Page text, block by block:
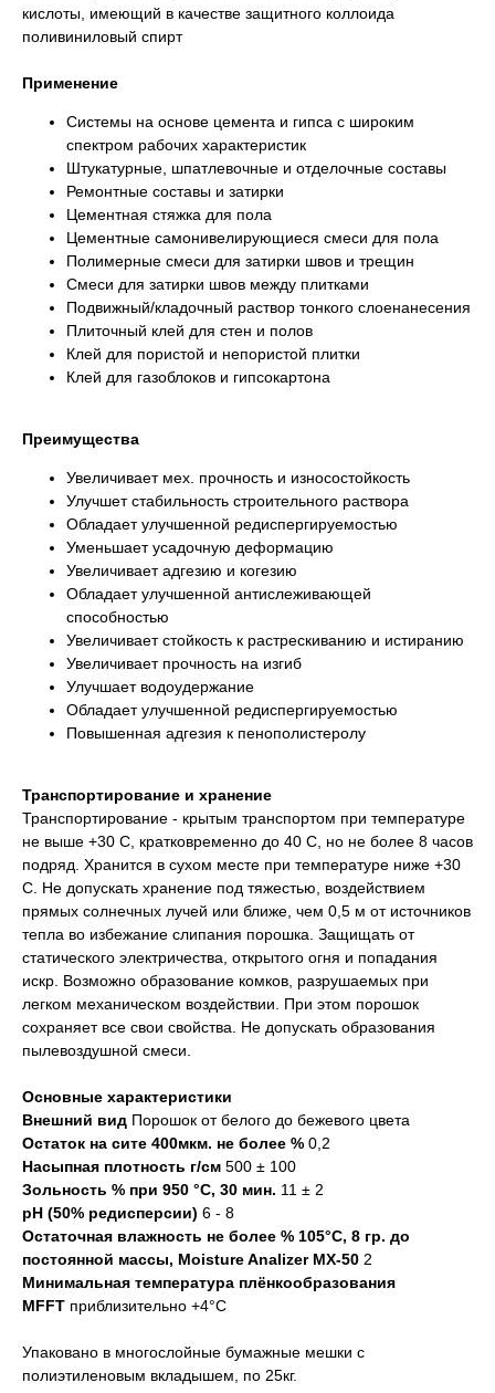
кислоты, имеющий в качестве защитного коллоида
поливиниловый спирт
Применение
Системы на основе цемента и гипса с широким
спектром рабочих характеристик
Штукатурные, шпатлевочные и отделочные составы
Ремонтные составы и затирки
Цементная стяжка для пола
Цементные самонивелирующиеся смеси для пола
Полимерные смеси для затирки швов и трещин
Смеси для затирки швов между плитками
Подвижный/кладочный раствор тонкого слоенанесения
Плиточный клей для стен и полов
Клей для пористой и непористой плитки
Клей для газоблоков и гипсокартона
Преимущества
Увеличивает мех. прочность и износостойкость
Улучшет стабильность строительного раствора
Обладает улучшенной редиспергируемостью
Уменьшает усадочную деформацию
Увеличивает адгезию и когезию
Обладает улучшенной антислеживающей
способностью
Увеличивает стойкость к растрескиванию и истиранию
Увеличивает прочность на изгиб
Улучшает водоудержание
Обладает улучшенной редиспергируемостью
Повышенная адгезия к пенополистеролу
Транспортирование и хранение
Транспортирование - крытым транспортом при температуре
не выше +30 С, кратковременно до 40 С, но не более 8 часов
подряд. Хранится в сухом месте при температуре ниже +30
С. Не допускать хранение под тяжестью, воздействием
прямых солнечных лучей или ближе, чем 0,5 м от источников
тепла во избежание слипания порошка. Защищать от
статического электричества, открытого огня и попадания
искр. Возможно образование комков, разрушаемых при
легком механическом воздействии. При этом порошок
сохраняет все свои свойства. Не допускать образования
пылевоздушной смеси.
Основные характеристики
Внешний вид Порошок от белого до бежевого цвета
Остаток на сите 400мкм. не более % 0,2
Насыпная плотность г/см 500 ± 100
Зольность % при 950 °С, 30 мин. 11 ± 2
pH (50% редисперсии) 6 - 8
Остаточная влажность не более % 105°C, 8 гр. до
постоянной массы, Moisture Analizer MX-50 2
Минимальная температура плёнкообразования
MFFT приблизительно +4°C
Упаковано в многослойные бумажные мешки с
полиэтиленовым вкладышем, по 25кг.